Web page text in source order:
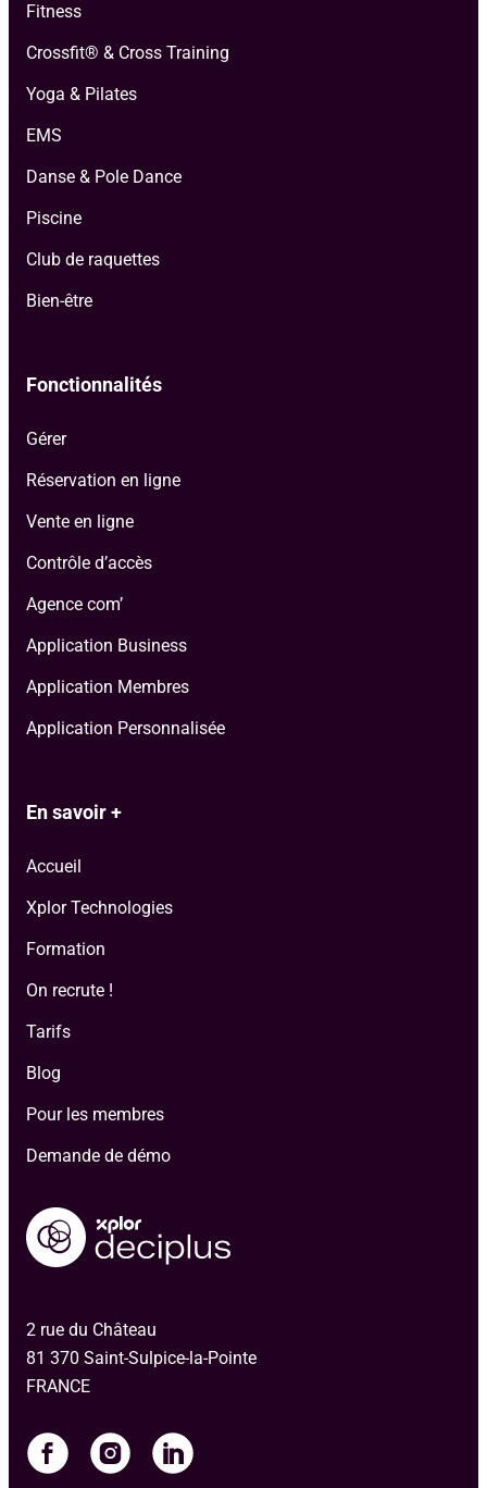
2 rue du Château
81 370 Saint-Sulpice-la-Pointe
FRANCE
Fitness
Crossfit® & Cross Training
Yoga & Pilates
EMS
Danse & Pole Dance
Piscine
Club de raquettes
Bien-être
Fonctionnalités
Gérer
Réservation en ligne
Vente en ligne
Contrôle d’accès
Agence com’
Application Business
Application Membres
Application Personnalisée
En savoir +
Accueil
Xplor Technologies
Formation
On recrute !
Tarifs
Blog
Pour les membres
Demande de démo